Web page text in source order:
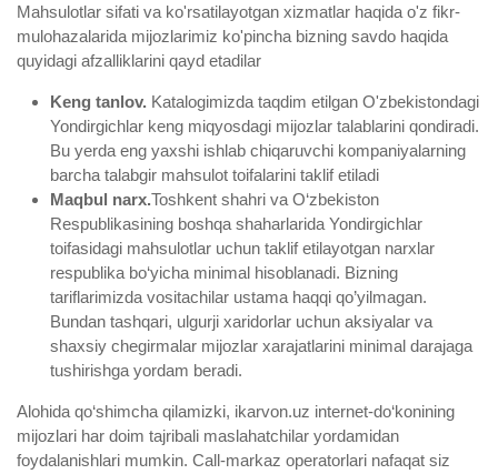
Mahsulotlar sifati va ko'rsatilayotgan xizmatlar haqida o'z fikr-
mulohazalarida mijozlarimiz ko'pincha bizning savdo haqida
quyidagi afzalliklarini qayd etadilar
Keng tanlov. Katalogimizda taqdim etilgan O'zbekistondagi
Yondirgichlar keng miqyosdagi mijozlar talablarini qondiradi.
Bu yerda eng yaxshi ishlab chiqaruvchi kompaniyalarning
barcha talabgir mahsulot toifalarini taklif etiladi
Maqbul narx.Toshkent shahri va O‘zbekiston
Respublikasining boshqa shaharlarida Yondirgichlar
toifasidagi mahsulotlar uchun taklif etilayotgan narxlar
respublika bo‘yicha minimal hisoblanadi. Bizning
tariflarimizda vositachilar ustama haqqi qo’yilmagan.
Bundan tashqari, ulgurji xaridorlar uchun aksiyalar va
shaxsiy chegirmalar mijozlar xarajatlarini minimal darajaga
tushirishga yordam beradi.
Alohida qo‘shimcha qilamizki, ikarvon.uz internet-do‘konining
mijozlari har doim tajribali maslahatchilar yordamidan
foydalanishlari mumkin. Call-markaz operatorlari nafaqat siz